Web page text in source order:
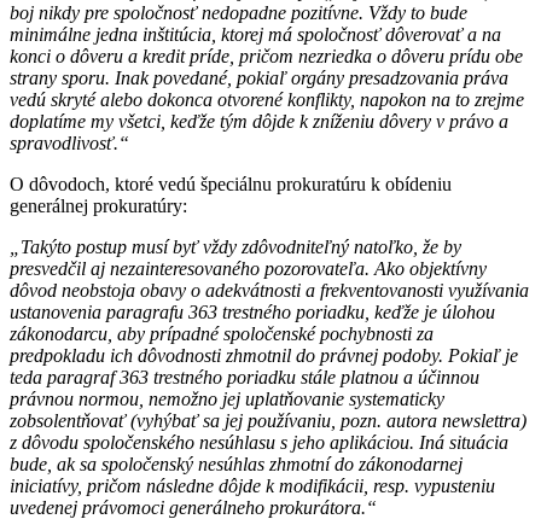
boj nikdy pre spoločnosť nedopadne pozitívne. Vždy to bude
minimálne jedna inštitúcia, ktorej má spoločnosť dôverovať a na
konci o dôveru a kredit príde, pričom nezriedka o dôveru prídu obe
strany sporu. Inak povedané, pokiaľ orgány presadzovania práva
vedú skryté alebo dokonca otvorené konflikty, napokon na to zrejme
doplatíme my všetci, keďže tým dôjde k zníženiu dôvery v právo a
spravodlivosť.“
O dôvodoch, ktoré vedú špeciálnu prokuratúru k obídeniu
generálnej prokuratúry:
„Takýto postup musí byť vždy zdôvodniteľný natoľko, že by
presvedčil aj nezainteresovaného pozorovateľa. Ako objektívny
dôvod neobstoja obavy o adekvátnosti a frekventovanosti využívania
ustanovenia paragrafu 363 trestného poriadku, keďže je úlohou
zákonodarcu, aby prípadné spoločenské pochybnosti za
predpokladu ich dôvodnosti zhmotnil do právnej podoby. Pokiaľ je
teda paragraf 363 trestného poriadku stále platnou a účinnou
právnou normou, nemožno jej uplatňovanie systematicky
zobsolentňovať (vyhýbať sa jej používaniu, pozn. autora newslettra)
z dôvodu spoločenského nesúhlasu s jeho aplikáciou. Iná situácia
bude, ak sa spoločenský nesúhlas zhmotní do zákonodarnej
iniciatívy, pričom následne dôjde k modifikácii, resp. vypusteniu
uvedenej právomoci generálneho prokurátora.“